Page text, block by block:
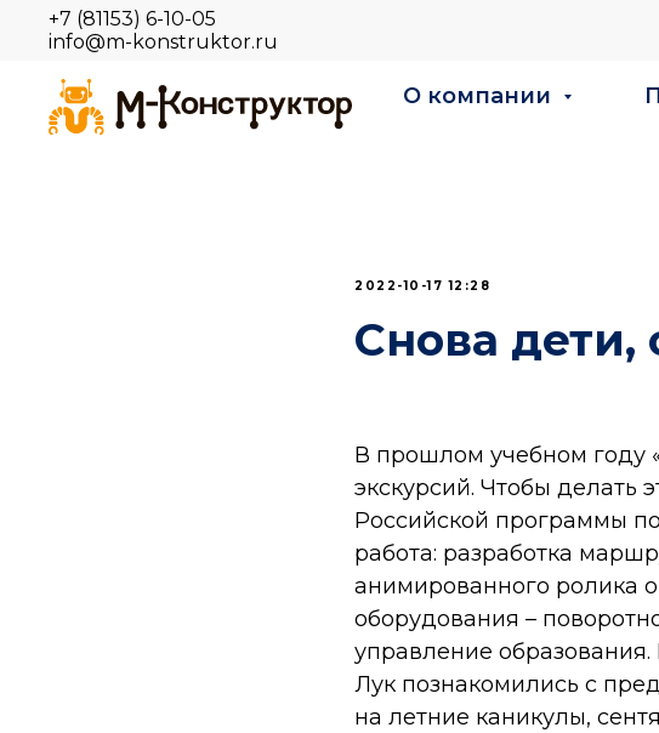
+7 (81153) 6-10-05
info@m-konstruktor.ru
О компании
2022-10-17 12:28
Снова
В прошлом учебном году
экскурсий. Чтобы делать
Российской программы
работа: разработка
анимированного ролика
оборудования –
управление
Лук познакомились с
на летние каникулы,